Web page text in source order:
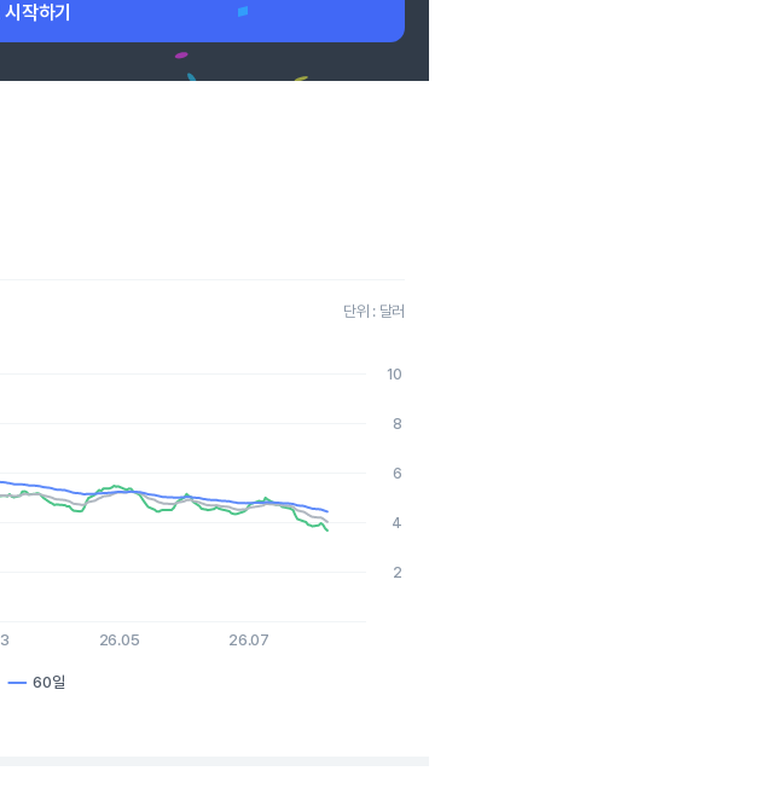
작하기
단위 : 달러
2025-08-07 15:00:00 to 2026-08-06 15:00:00.
to 9.47.
60일
26.05 26.07
2
4
6
8
10